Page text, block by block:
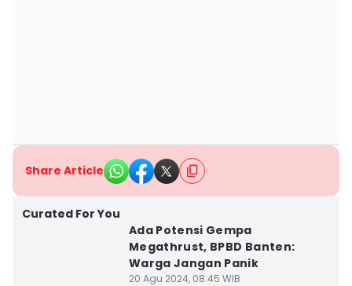
Share Article
Curated For You
Ada Potensi Gempa
Megathrust, BPBD Banten:
Warga Jangan Panik
20 Agu 2024, 08:45 WIB